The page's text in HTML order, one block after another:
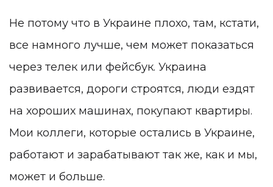
Не потому что в Украине плохо, там, кстати,
все намного лучше, чем может показаться
через телек или фейсбук. Украина
развивается, дороги строятся, люди ездят
на хороших машинах, покупают квартиры.
Мои коллеги, которые остались в Украине,
работают и зарабатывают так же, как и мы,
может и больше.